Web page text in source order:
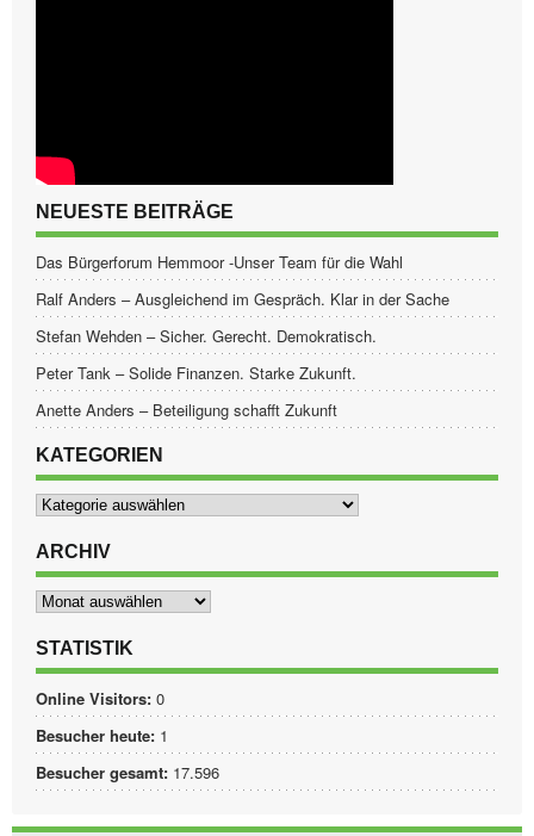
NEUESTE BEITRÄGE
Das Bürgerforum Hemmoor -Unser Team für die Wahl
Ralf Anders – Ausgleichend im Gespräch. Klar in der Sache
Stefan Wehden – Sicher. Gerecht. Demokratisch.
Peter Tank – Solide Finanzen. Starke Zukunft.
Anette Anders – Beteiligung schafft Zukunft
KATEGORIEN
Kategorien
ARCHIV
Archiv
STATISTIK
Online Visitors: 0
Besucher heute: 1
Besucher gesamt: 17.596